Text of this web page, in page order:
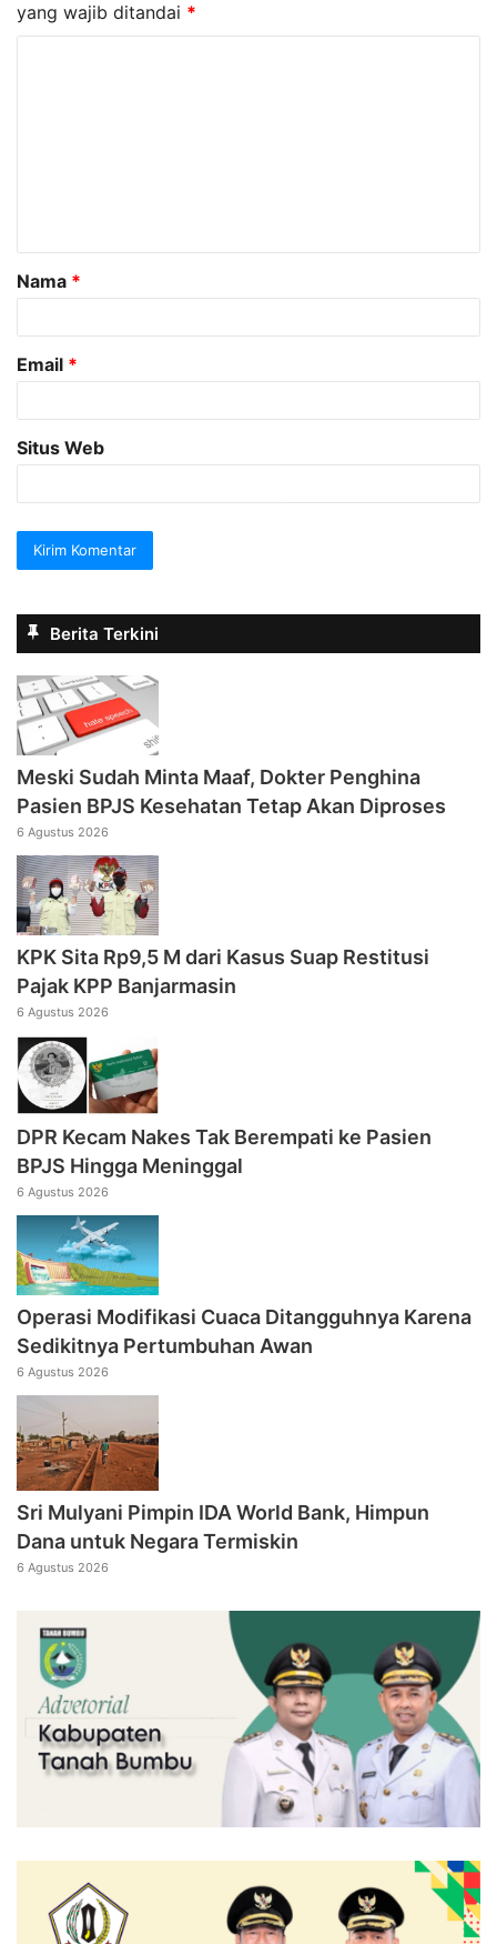
yang wajib ditandai *
a
r
Nama *
Email *
Situs Web
Berita Terkini
Meski Sudah Minta Maaf, Dokter Penghina
Pasien BPJS Kesehatan Tetap Akan Diproses
6 Agustus 2026
KPK Sita Rp9,5 M dari Kasus Suap Restitusi
Pajak KPP Banjarmasin
6 Agustus 2026
DPR Kecam Nakes Tak Berempati ke Pasien
BPJS Hingga Meninggal
6 Agustus 2026
Operasi Modifikasi Cuaca Ditangguhnya Karena
Sedikitnya Pertumbuhan Awan
6 Agustus 2026
Sri Mulyani Pimpin IDA World Bank, Himpun
Dana untuk Negara Termiskin
6 Agustus 2026